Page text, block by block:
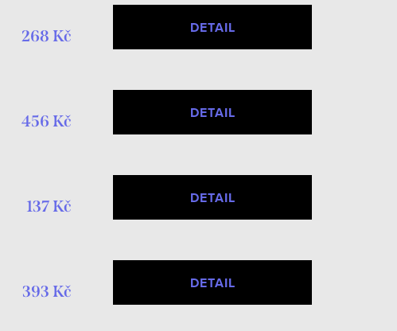
268 Kč DETAIL
456 Kč DETAIL
137 Kč DETAIL
393 Kč DETAIL